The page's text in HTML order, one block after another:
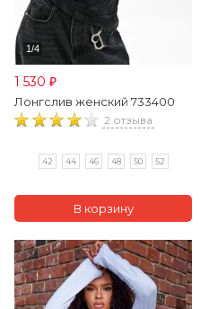
1 530 ₽
Лонгслив женский 733400
2 отзыва
42 44 46 48 50 52